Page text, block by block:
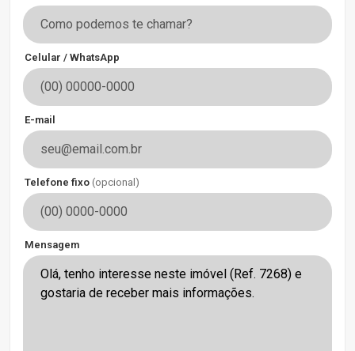
Celular / WhatsApp
E-mail
Telefone fixo (opcional)
Mensagem